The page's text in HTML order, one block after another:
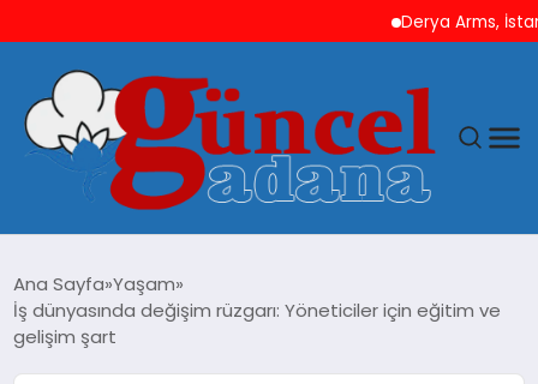
Derya Arms, İstanbul
GÜNCEL
Ana Sayfa Yaşam
İş dünyasında değişim rüzgarı: Yöneticiler için eğitim ve
gelişim şart